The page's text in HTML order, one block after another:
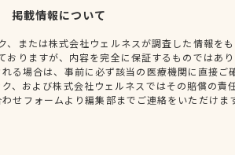
掲載情報について
、または株式会社ウェルネスが調査した情報を
おりますが、内容を完全に保証するものではあ
る場合は、事前に必ず該当の医療機関に直接ご
、および株式会社ウェルネスではその賠償の責
せフォームより編集部までご連絡をいただけま